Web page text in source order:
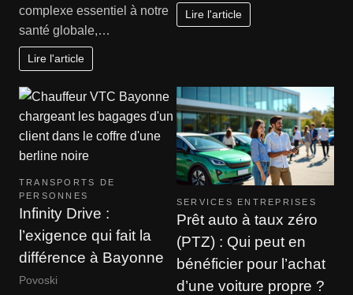
complexe essentiel à notre
santé globale,…
Lire l'article
Lire l'article
TRANSPORTS DE
PERSONNES
Infinity Drive :
l’exigence qui fait la
différence à Bayonne
Povoski
SERVICES ENTREPRISES
Prêt auto à taux zéro
(PTZ) : Qui peut en
bénéficier pour l’achat
d’une voiture propre ?